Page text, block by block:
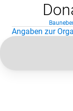
Angaben zur